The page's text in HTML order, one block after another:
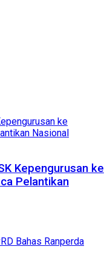
Kepengurusan ke
Pelantikan